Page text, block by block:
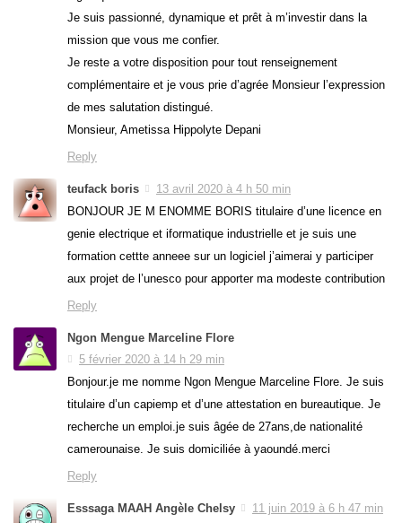
Je suis passionné, dynamique et prêt à m’investir dans la
mission que vous me confier.
Je reste a votre disposition pour tout renseignement
complémentaire et je vous prie d’agrée Monsieur l’expression
de mes salutation distingué.
Monsieur, Ametissa Hippolyte Depani
Reply
teufack boris
13 avril 2020 à 4 h 50 min
BONJOUR JE M ENOMME BORIS titulaire d’une licence en
genie electrique et iformatique industrielle et je suis une
formation cettte anneee sur un logiciel j’aimerai y participer
aux projet de l’unesco pour apporter ma modeste contribution
Reply
Ngon Mengue Marceline Flore
5 février 2020 à 14 h 29 min
Bonjour.je me nomme Ngon Mengue Marceline Flore. Je suis
titulaire d’un capiemp et d’une attestation en bureautique. Je
recherche un emploi.je suis âgée de 27ans,de nationalité
camerounaise. Je suis domiciliée à yaoundé.merci
Reply
Esssaga MAAH Angèle Chelsy
11 juin 2019 à 6 h 47 min